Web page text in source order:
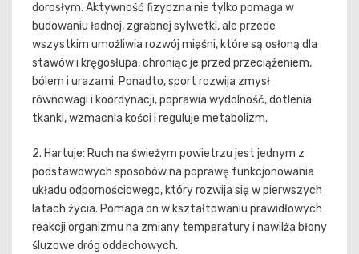
dorosłym. Aktywność fizyczna nie tylko pomaga w
budowaniu ładnej, zgrabnej sylwetki, ale przede
wszystkim umożliwia rozwój mięśni, które są osłoną dla
stawów i kręgosłupa, chroniąc je przed przeciążeniem,
bólem i urazami. Ponadto, sport rozwija zmysł
równowagi i koordynacji, poprawia wydolność, dotlenia
tkanki, wzmacnia kości i reguluje metabolizm.
2. Hartuje: Ruch na świeżym powietrzu jest jednym z
podstawowych sposobów na poprawę funkcjonowania
układu odpornościowego, który rozwija się w pierwszych
latach życia. Pomaga on w kształtowaniu prawidłowych
reakcji organizmu na zmiany temperatury i nawilża błony
śluzowe dróg oddechowych.